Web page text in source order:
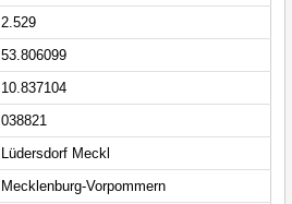
2.529
53.806099
10.837104
038821
Lüdersdorf Meckl
Mecklenburg-Vorpommern